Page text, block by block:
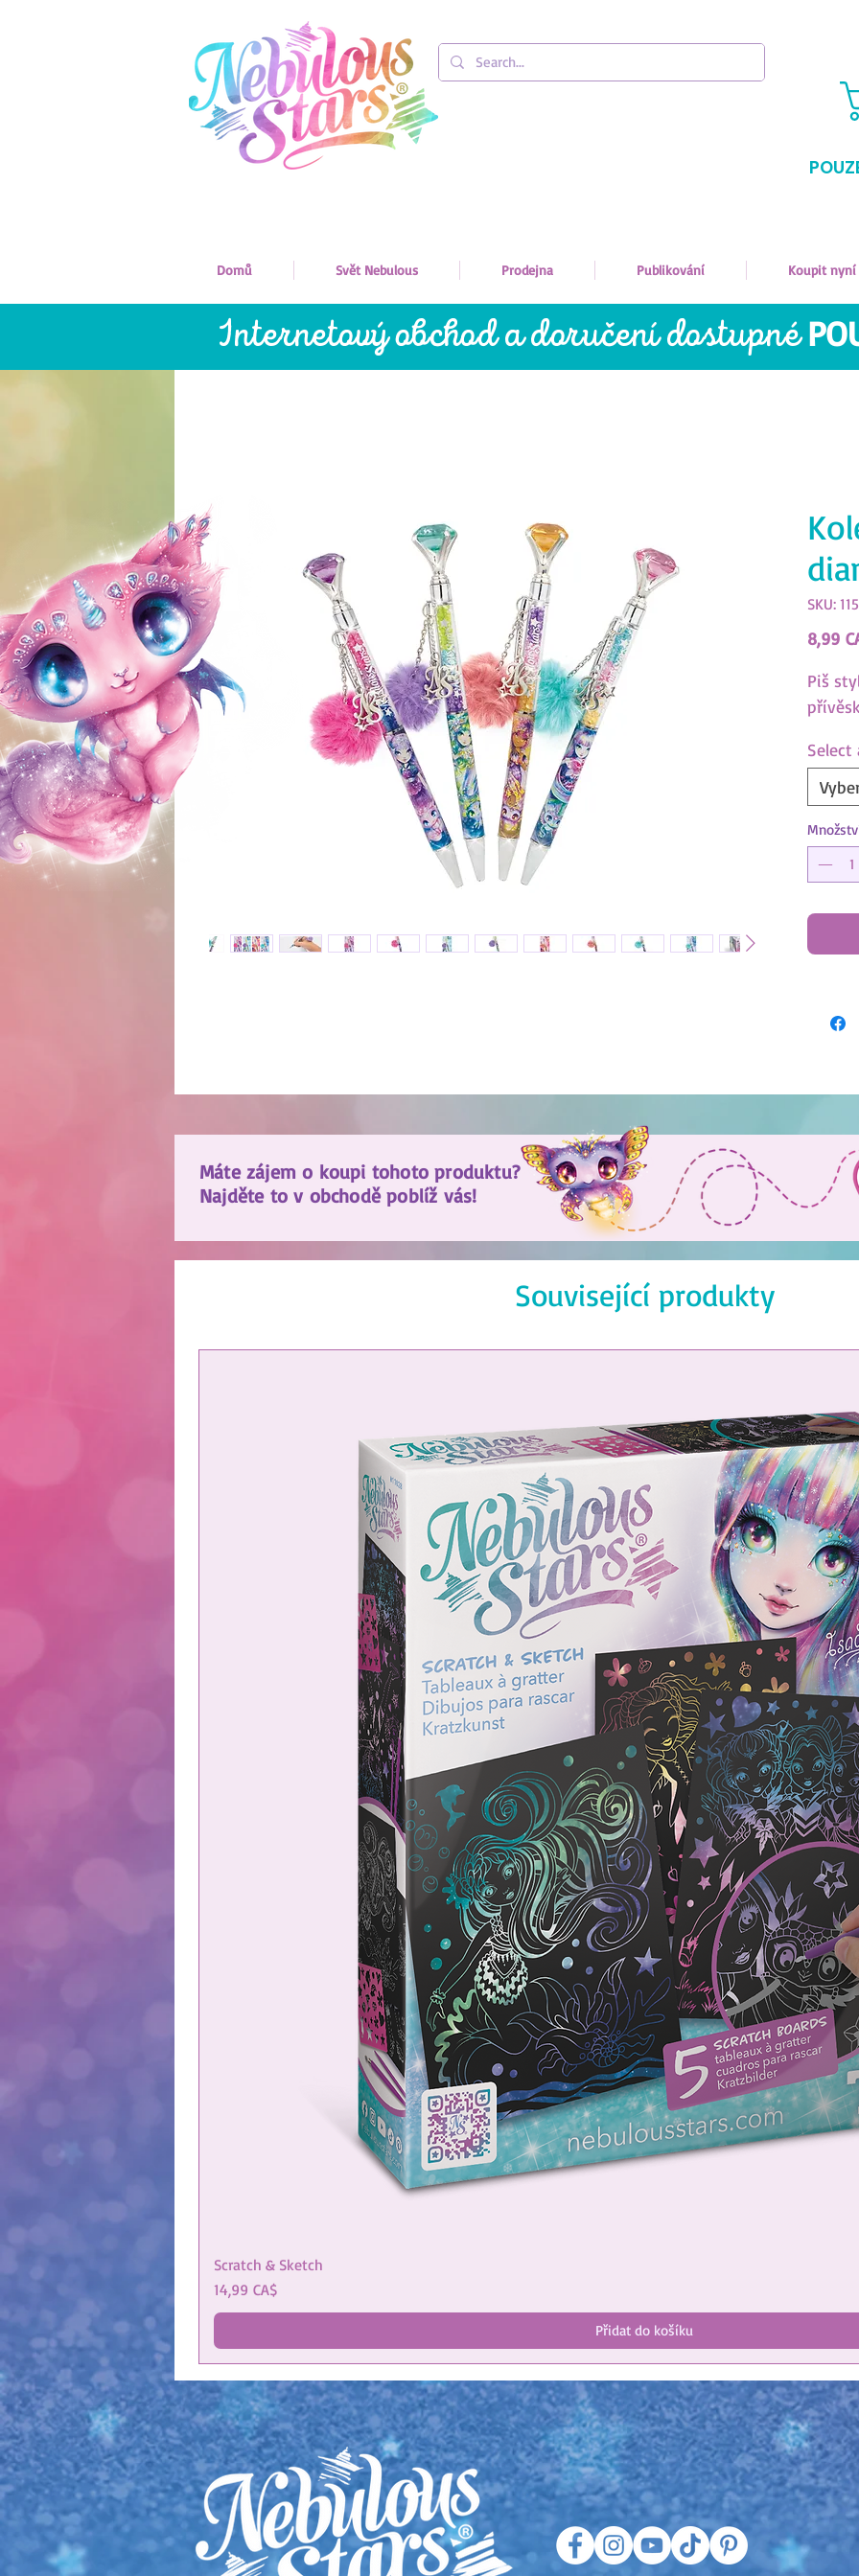
Domů Svět Nebulous Prodejna Publikování Koupit nyní
Internetový obchod a doručení dostupné
SKU:
8,99
Piš
Select
Máte zájem o koupi tohoto produktu?
Najděte to v obchodě poblíž vás!
Související produkty
Scratch & Sketch
Cena
14,99 CA$
Přidat do košíku